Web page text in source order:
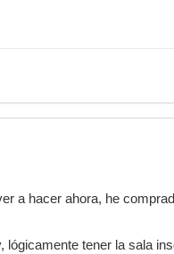
a hacer ahora, he
tener la sala